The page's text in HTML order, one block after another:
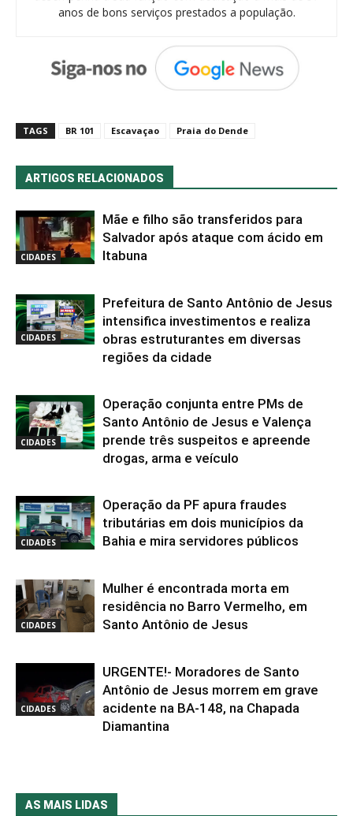
anos de bons serviços prestados a população.
TAGS BR 101 Escavaçao Praia do Dende
ARTIGOS RELACIONADOS
CIDADES
Mãe e filho são transferidos para
Salvador após ataque com ácido em
Itabuna
CIDADES
Prefeitura de Santo Antônio de Jesus
intensifica investimentos e realiza
obras estruturantes em diversas
regiões da cidade
CIDADES
Operação conjunta entre PMs de
Santo Antônio de Jesus e Valença
prende três suspeitos e apreende
drogas, arma e veículo
CIDADES
Operação da PF apura fraudes
tributárias em dois municípios da
Bahia e mira servidores públicos
CIDADES
Mulher é encontrada morta em
residência no Barro Vermelho, em
Santo Antônio de Jesus
CIDADES
URGENTE!- Moradores de Santo
Antônio de Jesus morrem em grave
acidente na BA-148, na Chapada
Diamantina
AS MAIS LIDAS